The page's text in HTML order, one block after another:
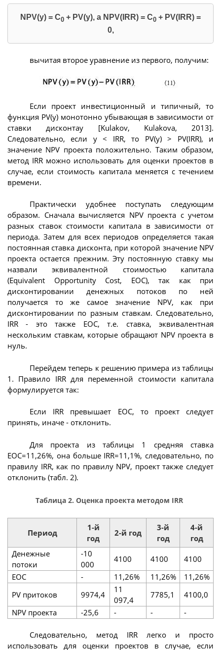
NPV(y) = C0 + PV(y), а NPV(IRR) = C0 + PV(IRR) =
0,
вычитая второе уравнение из первого, получим:
Если проект инвестиционный и типичный, то
функция PV(y) монотонно убывающая в зависимости от
ставки дисконтаy [Kulakov, Kulakova, 2013].
Следовательно, если y < IRR, то PV(y) > PV(IRR), и
значение NPV проекта положительно. Таким образом,
метод IRR можно использовать для оценки проектов в
случае, если стоимость капитала меняется с течением
времени.
Практически удобнее поступать следующим
образом. Сначала вычисляется NPV проекта с учетом
разных ставок стоимости капитала в зависимости от
периода. Затем для всех периодов определяется такая
постоянная ставка дисконта, при которой значение NPV
проекта остается прежним. Эту постоянную ставку мы
назвали эквивалентной стоимостью капитала
(Equivalent Opportunity Cost, EOC), так как при
дисконтировании денежных потоков по ней
получается то же самое значение NPV, как при
дисконтировании по разным ставкам. Следовательно,
IRR - это также EOC, т.е. ставка, эквивалентная
нескольким ставкам, которые обращают NPV проекта в
нуль.
Перейдем теперь к решению примера из таблицы
1. Правило IRR для переменной стоимости капитала
формулируется так:
Если IRR превышает EOC, то проект следует
принять, иначе - отклонить.
Для проекта из таблицы 1 средняя ставка
EOC=11,26%, она больше IRR=11,1%, следовательно, по
правилу IRR, как по правилу NPV, проект также следует
отклонить (табл. 2).
Таблица 2. Оценка проекта методом IRR
Период
1-й
год
2-й год
3-й
год
4-й
год
Денежные
потоки
-10
000
4100 4100
4100
EOC
- 11,26% 11,26%
11,26%
PV притоков
9974,4
11
097,4
7785,1
4100,0
NPV проекта
-25,6 - - -
Следовательно, метод IRR легко и просто
использовать для оценки проектов в случае, если